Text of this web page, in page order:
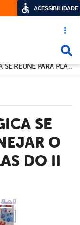
Acesso
EQUIPE PEDAGÓGICA SE REÚNE PARA PLANEJAR O RETORNO AS AULAS DO II SEMESTRE
O
DO II
ACESSIBILIDADE